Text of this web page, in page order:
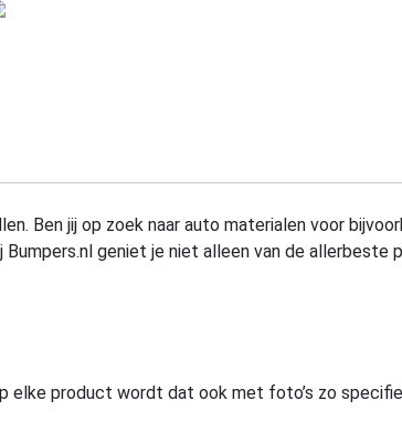
Ben jij op zoek naar auto materialen voor
geniet je niet alleen van de allerbeste
product wordt dat ook met foto’s zo